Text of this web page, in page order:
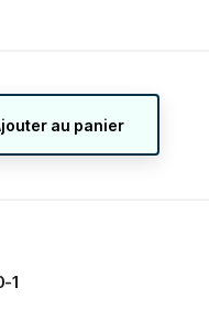
au panier
1